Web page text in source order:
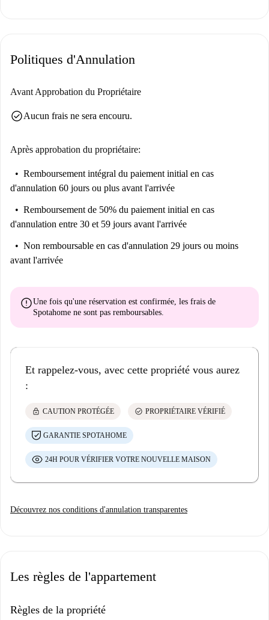
Catacombes Romane dei Cappuccini sont accessibles à pied. La Piazza
d'intérêt. Vivez au cœur de l'histoire et profitez des commodités de ce
Politiques d'Annulation
Avant Approbation du Propriétaire
check_circleAucun frais ne sera encouru.
Après approbation du propriétaire:
Remboursement intégral du paiement initial en cas
d'annulation 60 jours ou plus avant l'arrivée
Remboursement de 50% du paiement initial en cas
d'annulation entre 30 et 59 jours avant l'arrivée
Non remboursable en cas d'annulation 29 jours ou moins
avant l'arrivée
errorUne fois qu'une réservation est confirmée, les frais de
Spotahome ne sont pas remboursables.
Et rappelez-vous, avec cette propriété vous aurez
:
lock CAUTION PROTÉGÉE check_circle PROPRIÉTAIRE VÉRIFIÉ
GARANTIE SPOTAHOME
24H POUR VÉRIFIER VOTRE NOUVELLE MAISON
Découvrez nos conditions d'annulation transparentes
Les règles de l'appartement
Règles de la propriété